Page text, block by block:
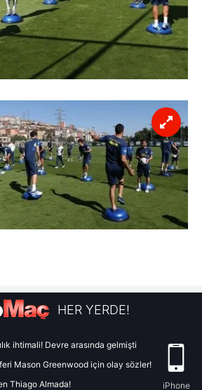
HER YERDE!
ihtimali! Devre arasında gelmişti
Mason Greenwood için olay sözler!
Thiago Almada!
iPhone